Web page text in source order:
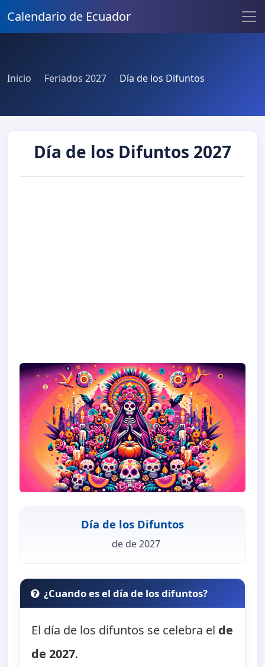
Calendario de Ecuador
Inicio Feriados 2027 Día de los Difuntos
Día de los Difuntos 2027
Día de los Difuntos
de de 2027
¿Cuando es el día de los difuntos?
El día de los difuntos se celebra el de
de 2027.